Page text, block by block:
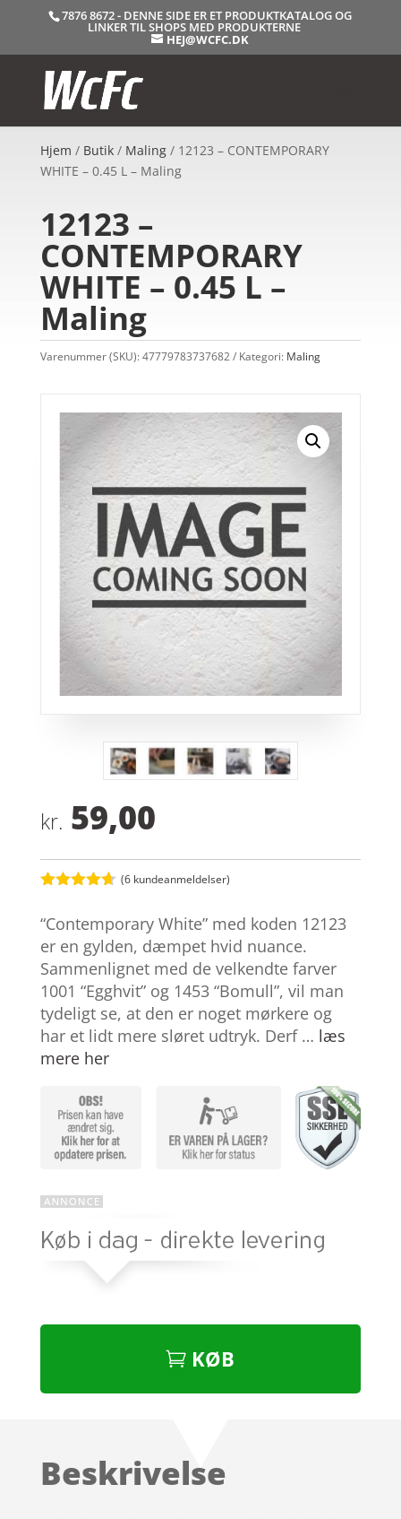
7876 8672 - DENNE SIDE ER ET PRODUKTKATALOG OG
LINKER TIL SHOPS MED PRODUKTERNE
HEJ@WCFC.DK
Hjem / Butik/ Maling/ 12123 – CONTEMPORARY
WHITE – 0.45 L – Maling
12123 –
CONTEMPORARY
WHITE – 0.45 L –
Maling
Varenummer (SKU):47779783737682 Kategori: Maling
kr. 59,00
ud af 5
baseret på
kundebedø
mmelser
(6 kundeanmeldelser)
“Contemporary White” med koden 12123
er en gylden, dæmpet hvid nuance.
Sammenlignet med de velkendte farver
1001 “Egghvit” og 1453 “Bomull”, vil man
tydeligt se, at den er noget mørkere og
har et lidt mere sløret udtryk. Derf … læs
mere her
KØB
Beskrivelse